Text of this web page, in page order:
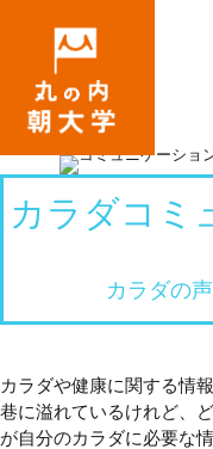
カラダコミ
カラダの
カラダや健康に関する情
巷に溢れているけれど、
が自分のカラダに必要な